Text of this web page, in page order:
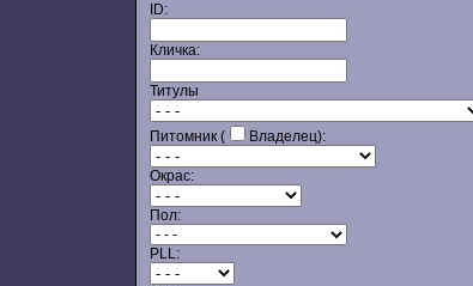
ID:
Кличка:
Титулы
Питомник ( Владелец):
Окрас:
Пол:
PLL: